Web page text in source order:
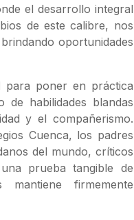
el desarrollo integral
de este calibre, nos
oportunidades
para poner en práctica
habilidades blandas
y el compañerismo.
Cuenca, los padres
del mundo, críticos
prueba tangible de
firmemente